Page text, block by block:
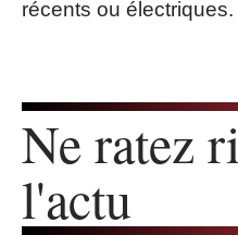
récents ou électriques.
Ne ratez
l'actu